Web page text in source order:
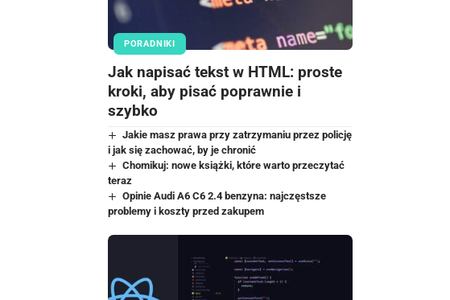
PORADNIKI
Jak napisać tekst w HTML: proste
kroki, aby pisać poprawnie i
szybko
Jakie masz prawa przy zatrzymaniu przez policję
i jak się zachować, by je chronić
Chomikuj: nowe książki, które warto przeczytać
teraz
Opinie Audi A6 C6 2.4 benzyna: najczęstsze
problemy i koszty przed zakupem